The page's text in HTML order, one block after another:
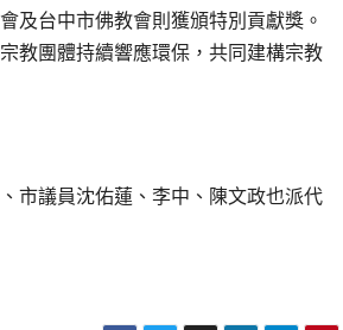
及台中市佛教會則獲頒特別貢獻獎。
教團體持續響應環保，共同建構宗教
市議員沈佑蓮、李中、陳文政也派代